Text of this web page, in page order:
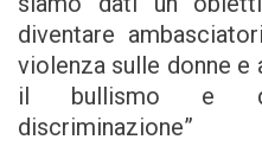
diventare
violenza sulle donne
il bullismo e
discriminazione”